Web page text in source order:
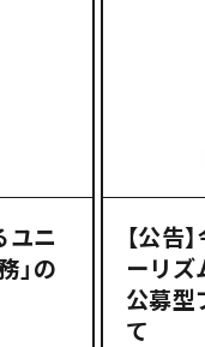
ユニ
」の
【公告
ーリ
公募型
て